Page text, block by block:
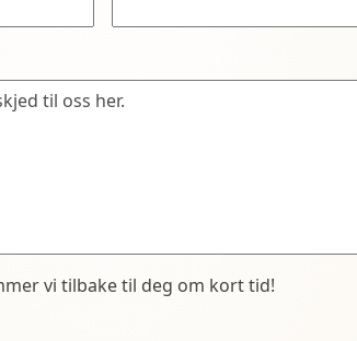
vi tilbake til deg om kort tid!